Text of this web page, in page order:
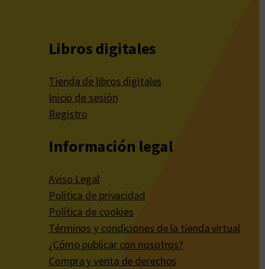
Libros digitales
Tienda de libros digitales
Inicio de sesión
Registro
Información legal
Aviso Legal
Política de privacidad
Política de cookies
Términos y condiciones de la tienda virtual
¿Cómo publicar con nosotros?
Compra y venta de derechos